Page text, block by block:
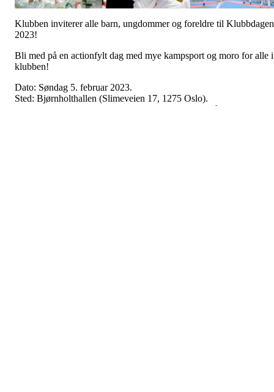
Klubben inviterer alle barn, ungdommer og foreldre til Klubbdagen
2023!
Bli med på en actionfylt dag med mye kampsport og moro for alle i
klubben!
Dato: Søndag 5. februar 2023.
Sted: Bjørnholthallen (Slimeveien 17, 1275 Oslo).
Gode parkeringsmuligheter utenfor hallen. Busser går til Bjørnholt